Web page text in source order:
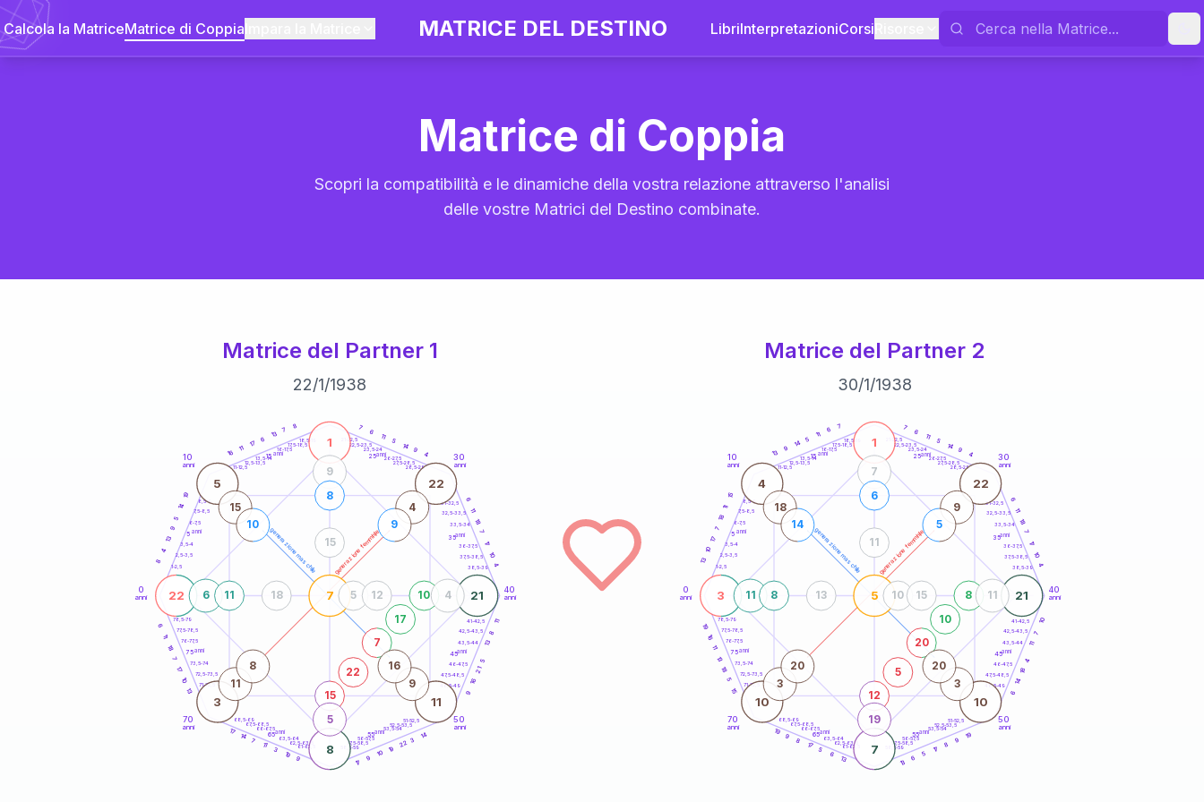
Calcola la MatriceMatrice di Coppia MATRICE DEL DESTINO LibriInterpretazioniCorsi
Matrice di Coppia
Scopri la compatibilità e le dinamiche della vostra relazione attraverso l'analisi
delle vostre Matrici del Destino combinate.
Matrice del Partner 1
22/1/1938
generazione maschile generazione femminile
0
anni
10
anni
30
anni
40
anni
50
anni
70
anni
1-2,5
2,5-3,5
3,5-4
6-7,5
7,5-8,5
8,5-9
11-12,5
12,5-13,5
13,5-14
16-17,5
17,5-18,5
18,5-19
21-22,5
22,5-23,5
23,5-24
26-27,5
27,5-28,5
28,5-29
31-32,5
32,5-33,5
33,5-34
36-37,5
37,5-38,5
38,5-39
41-42,5
42,5-43,5
43,5-44
46-47,5
47,5-48,5
48,5-49
51-52,5
52,5-53,5
53,5-54
56-57,5
57,5-58,5
58,5-59
61-62,5
62,5-63,5
63,5-64
66-67,5
67,5-68,5
68,5-69
71-72,5
72,5-73,5
73,5-74
76-77,5
77,5-78,5
78,5-79
8
4
13
9
5
14
19
16 11
17
6
13 7
8 7
6
11
5
14 9
4
6
11
18
7
17
10
4
11
8
13
5
21
16
9
14
3
22
19
10
9
17
9
19
3
11
7
14
17
13
10
17
7
18
11
6
22
1
21
8
7
5 22
3 11
15
22
7
17
10
6
9
4
5
11
8
5 12
18
15
15
10
4
9
11
8
9
16
5 anni
15 anni 25anni
35anni
45anni
55anni
65anni
75anni
Matrice del Partner 2
30/1/1938
generazione maschile generazione femminile
0
anni
10
anni
30
anni
40
anni
50
anni
70
anni
1-2,5
2,5-3,5
3,5-4
6-7,5
7,5-8,5
8,5-9
11-12,5
12,5-13,5
13,5-14
16-17,5
17,5-18,5
18,5-19
21-22,5
22,5-23,5
23,5-24
26-27,5
27,5-28,5
28,5-29
31-32,5
32,5-33,5
33,5-34
36-37,5
37,5-38,5
38,5-39
41-42,5
42,5-43,5
43,5-44
46-47,5
47,5-48,5
48,5-49
51-52,5
52,5-53,5
53,5-54
56-57,5
57,5-58,5
58,5-59
61-62,5
62,5-63,5
63,5-64
66-67,5
67,5-68,5
68,5-69
71-72,5
72,5-73,5
73,5-74
76-77,5
77,5-78,5
78,5-79
13
10
17
7
18
11
15
13 9
14 5
11
6
7 7
6
11
5
14 9
4
6
11
18
7
17
10
4
10
7
11
4
18
14
6
19
9
8
17
5
6
13
13
6
5
17
8
9
19
15
5
18
13
11
16
19
3
1
21
7
5
4 22
10 10
12
5
20
10
8
11
7
11
19
8
6
10 15
13
11
18
14
9
5
3
20
3
20
5 anni
15 anni 25anni
35anni
45anni
55anni
65anni
75anni